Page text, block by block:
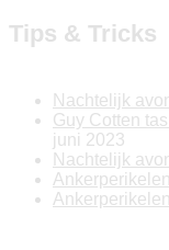
Tips & Tricks
Nachtelijk
Guy Cotten
juni 2023
Nachtelijk